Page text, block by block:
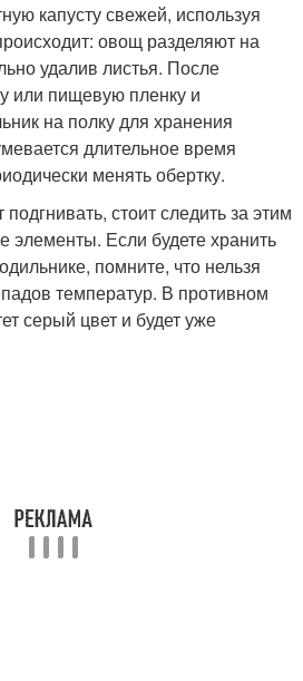
капусту свежей, используя
овощ разделяют на
удалив листья. После
или пищевую пленку и
на полку для хранения
длительное время
менять обертку.
стоит следить за этим
элементы. Если будете хранить
помните, что нельзя
температур. В противном
серый цвет и будет уже